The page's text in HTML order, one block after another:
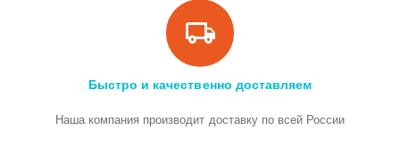
Быстро и качественно доставляем
Наша компания производит доставку по всей России